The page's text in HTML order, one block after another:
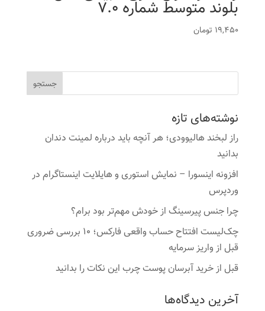
بلوند متوسط شماره 7.0
19,450 تومان
نوشته‌های تازه
راز لبخند هالیوودی؛ هر آنچه باید درباره لمینت دندان
بدانید
افزونه اینسورا – نمایش استوری و هایلایت اینستاگرام در
وردپرس
چرا جنس پیرسینگ از خودش مهم‌تر بود برام؟
چک‌لیست افتتاح حساب واقعی فارکس؛ ۱۰ بررسی ضروری
قبل از واریز سرمایه
قبل از خرید آبرسان پوست چرب این نکات را بدانید
آخرین دیدگاه‌ها